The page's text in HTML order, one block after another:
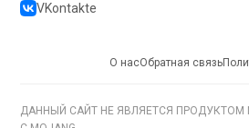
VKontakte
О насОбратная связь
ДАННЫЙ САЙТ НЕ ЯВЛЯЕТСЯ ПРОДУКТОМ